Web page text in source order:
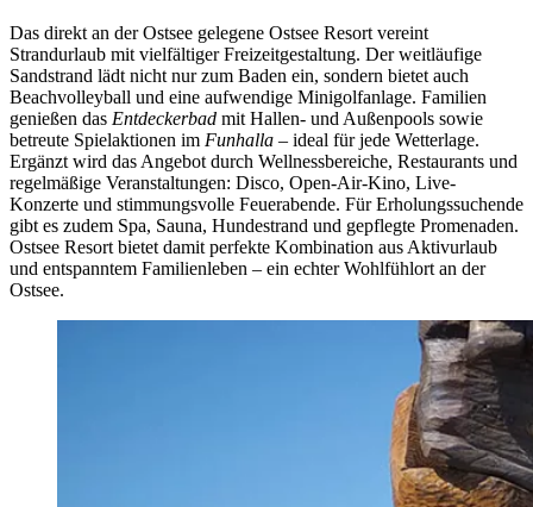
Das direkt an der Ostsee gelegene Ostsee Resort vereint
Strandurlaub mit vielfältiger Freizeitgestaltung. Der weitläufige
Sandstrand lädt nicht nur zum Baden ein, sondern bietet auch
Beachvolleyball und eine aufwendige Minigolfanlage. Familien
genießen das Entdeckerbad mit Hallen- und Außenpools sowie
betreute Spielaktionen im Funhalla – ideal für jede Wetterlage.
Ergänzt wird das Angebot durch Wellnessbereiche, Restaurants und
regelmäßige Veranstaltungen: Disco, Open-Air-Kino, Live-
Konzerte und stimmungsvolle Feuerabende. Für Erholungssuchende
gibt es zudem Spa, Sauna, Hundestrand und gepflegte Promenaden.
Ostsee Resort bietet damit perfekte Kombination aus Aktivurlaub
und entspanntem Familienleben – ein echter Wohlfühlort an der
Ostsee.